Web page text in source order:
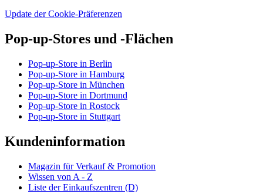
Update der Cookie-Präferenzen
Pop-up-Stores und -Flächen
Pop-up-Store in Berlin
Pop-up-Store in Hamburg
Pop-up-Store in München
Pop-up-Store in Dortmund
Pop-up-Store in Rostock
Pop-up-Store in Stuttgart
Kundeninformation
Magazin für Verkauf & Promotion
Wissen von A - Z
Liste der Einkaufszentren (D)